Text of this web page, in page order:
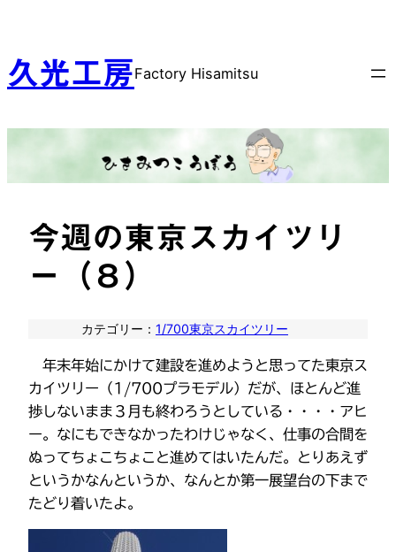
を
ス
ッ
久光工房Factory Hisamitsu
今週の東京スカイツリ
ー（８）
カテゴリー： 1/700東京スカイツリー
年末年始にかけて建設を進めようと思ってた東京ス
カイツリー（1/700プラモデル）だが、ほとんど進
捗しないまま３月も終わろうとしている・・・・アヒ
ー。なにもできなかったわけじゃなく、仕事の合間を
ぬってちょこちょこと進めてはいたんだ。とりあえず
というかなんというか、なんとか第一展望台の下まで
たどり着いたよ。